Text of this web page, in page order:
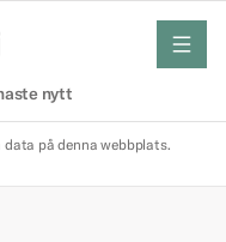
nytt
meny
data på denna webbplats.